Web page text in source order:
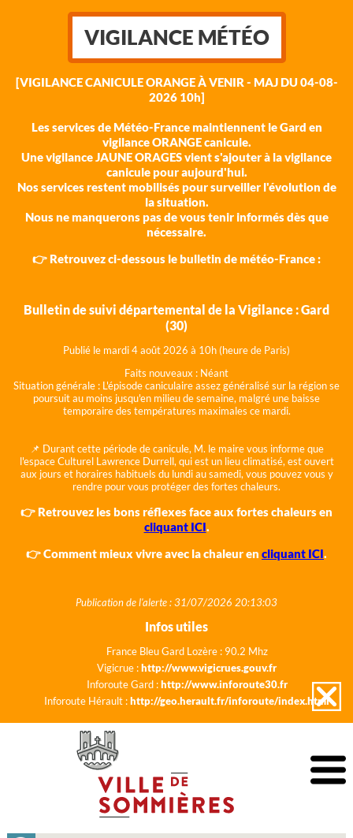
VIGILANCE MÉTÉO
[VIGILANCE CANICULE ORANGE À VENIR - MAJ DU 04-08-
2026 10h]
Les services de Météo-France maintiennent le Gard en
vigilance ORANGE canicule.
Une vigilance JAUNE ORAGES vient s'ajouter à la vigilance
canicule pour aujourd'hui.
Nos services restent mobilisés pour surveiller l'évolution de
la situation.
Nous ne manquerons pas de vous tenir informés dès que
nécessaire.
👉 Retrouvez ci-dessous le bulletin de météo-France :
Bulletin de suivi départemental de la Vigilance : Gard
(30)
Publié le mardi 4 août 2026 à 10h (heure de Paris)
Faits nouveaux : Néant
Situation générale : L'épisode caniculaire assez généralisé sur la région se
poursuit au moins jusqu'en milieu de semaine, malgré une baisse
temporaire des températures maximales ce mardi.
📌 Durant cette période de canicule, M. le maire vous informe que
l'espace Culturel Lawrence Durrell, qui est un lieu climatisé, est ouvert
aux jours et horaires habituels du lundi au samedi, vous pouvez vous y
rendre pour vous protéger des fortes chaleurs.
👉 Retrouvez les bons réflexes face aux fortes chaleurs en
cliquant ICI.
👉 Comment mieux vivre avec la chaleur en cliquant ICI.
Publication de l'alerte : 31/07/2026 20:13:03
Infos utiles
France Bleu Gard Lozère : 90.2 Mhz
Vigicrue :http://www.vigicrues.gouv.fr
Inforoute Gard :http://www.inforoute30.fr
Inforoute Hérault :http://geo.herault.fr/inforoute/index.html